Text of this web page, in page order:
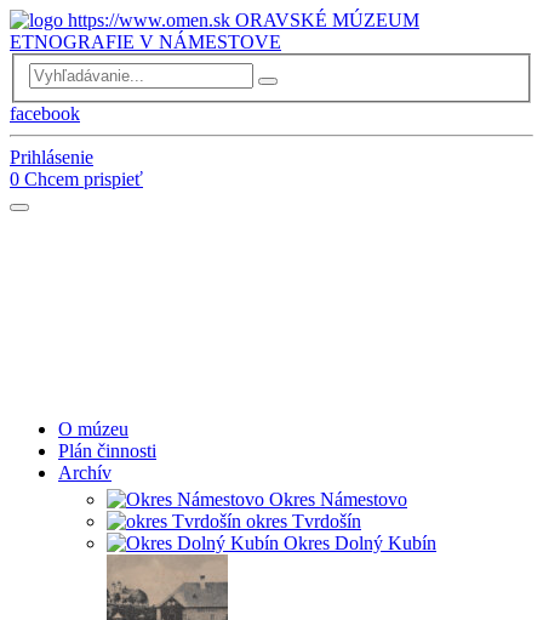
ORAVSKÉ MÚZEUM
ETNOGRAFIE V NÁMESTOVE
facebook
Prihlásenie
0 Chcem prispieť
O múzeu
Plán činnosti
Archív
Okres Námestovo
okres Tvrdošín
Okres Dolný Kubín